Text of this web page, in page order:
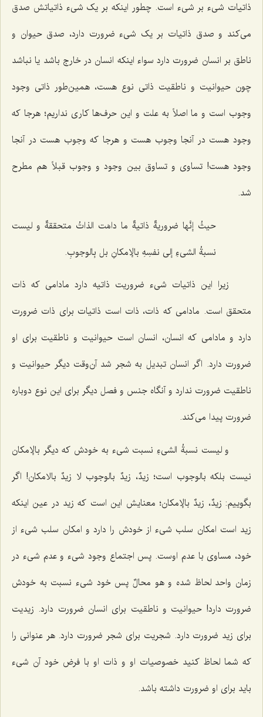
ذاتیات شیء بر شیء است. چطور اینکه بر یک شیء ذاتیاتش صدق
می‌کند و صدق ذاتیات بر یک شیء ضرورت دارد، صدق حیوان و
ناطق بر انسان ضرورت دارد سواء اینکه انسان در خارج باشد یا نباشد
چون حیوانیت و ناطقیت ذاتی نوع هست، همین‌طور ذاتی وجود
وجوب است و ما اصلاً به علت و این حرف‌ها کاری نداریم؛ هرجا که
وجود هست در آنجا وجوب هست و هرجا که وجوب هست در آنجا
وجود هست! تساوی و تساوق بین وجود و وجوب قبلاً هم مطرح
شد.
حیثُ إنَّها ضروریةٌ ذاتیةٌ ما دامَت الذاتُ متحققةٌ و لیست
نسبةُ الشی‌ءِ إلى نفسِهِ بالإمکانِ بل بِالوجوبِ.
زیرا این ذاتیات شیء ضروریت ذاتیه دارد مادامی که ذات
متحقق است. مادامی که ذات، ذات است ذاتیات برای ذات ضرورت
دارد و مادامی که انسان، انسان است حیوانیت و ناطقیت برای او
ضرورت دارد. اگر انسان تبدیل به شجر شد آن‌وقت دیگر حیوانیت و
ناطقیت ضرورت ندارد و آنگاه جنس و فصل دیگر برای این نوع دوباره
ضرورت پیدا می‌کند.
و لیست نسبةُ الشی‌ءِ نسبت شیء به خودش که دیگر بالإمکان
نیست بلکه بالوجوب است؛ زیدٌ، زیدٌ بالوجوب لا زیدٌ بالامکان! اگر
بگوییم: زیدٌ، زیدٌ بالإمکان؛ معنایش این است که زید در عین اینکه
زید است امکان سلب شیء از خودش را دارد و امکان سلب شیء از
خود، مساوی با عدم اوست. پس اجتماع وجود شیء و عدم شیء در
زمان واحد لحاظ شده و هو محالٌ پس خود شیء نسبت به خودش
ضرورت دارد! حیوانیت و ناطقیت برای انسان ضرورت دارد. زیدیت
برای زید ضرورت دارد. شجریت برای شجر ضرورت دارد. هر عنوانی را
که شما لحاظ کنید خصوصیات او و ذات او با فرض خود آن شیء
باید برای او ضرورت داشته باشد.